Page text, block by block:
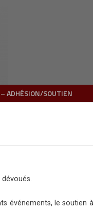
ADHÉSION/SOUTIEN
événements, le soutien